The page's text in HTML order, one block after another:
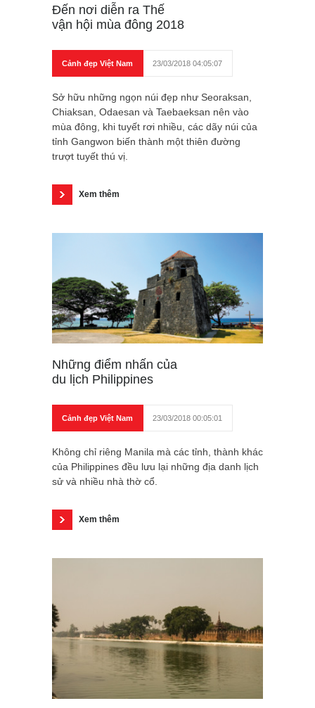
Đến nơi diễn ra Thế
vận hội mùa đông 2018
Cảnh đẹp Việt Nam 23/03/2018 04:05:07
Sở hữu những ngọn núi đẹp như Seoraksan,
Chiaksan, Odaesan và Taebaeksan nên vào
mùa đông, khi tuyết rơi nhiều, các dãy núi của
tỉnh Gangwon biến thành một thiên đường
trượt tuyết thú vị.
Xem thêm
Những điểm nhấn của
du lịch Philippines
Cảnh đẹp Việt Nam 23/03/2018 00:05:01
Không chỉ riêng Manila mà các tỉnh, thành khác
của Philippines đều lưu lại những địa danh lịch
sử và nhiều nhà thờ cổ.
Xem thêm